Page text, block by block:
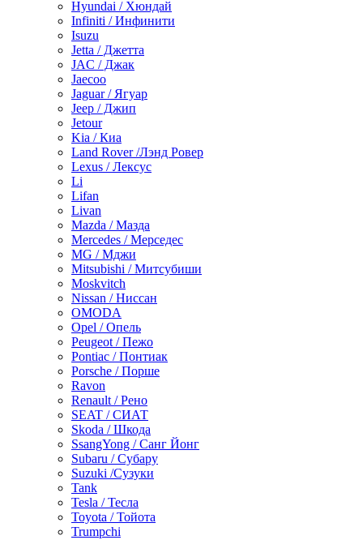
Hyundai / Хюндай
Infiniti / Инфинити
Isuzu
Jetta / Джетта
JAC / Джак
Jaecoo
Jaguar / Ягуар
Jeep / Джип
Jetour
Kia / Киа
Land Rover /Лэнд Ровер
Lexus / Лексус
Li
Lifan
Livan
Mazda / Мазда
Mercedes / Мерседес
MG / Мджи
Mitsubishi / Митсубиши
Moskvitch
Nissan / Ниссан
OMODA
Opel / Опель
Peugeot / Пежо
Pontiac / Понтиак
Porsche / Порше
Ravon
Renault / Рено
SEAT / СИАТ
Skoda / Шкода
SsangYong / Санг Йонг
Subaru / Субару
Suzuki /Сузуки
Tank
Tesla / Тесла
Toyota / Тойота
Trumpchi